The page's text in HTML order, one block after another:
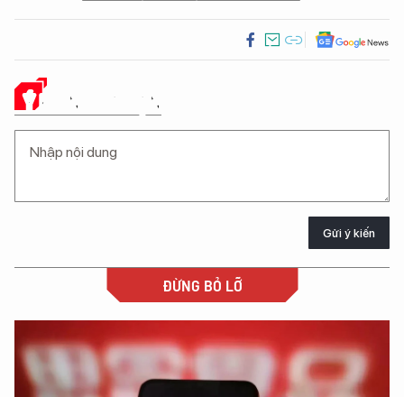
Ý KIẾN CỦA BẠN
Gửi ý kiến
ĐỪNG BỎ LỠ